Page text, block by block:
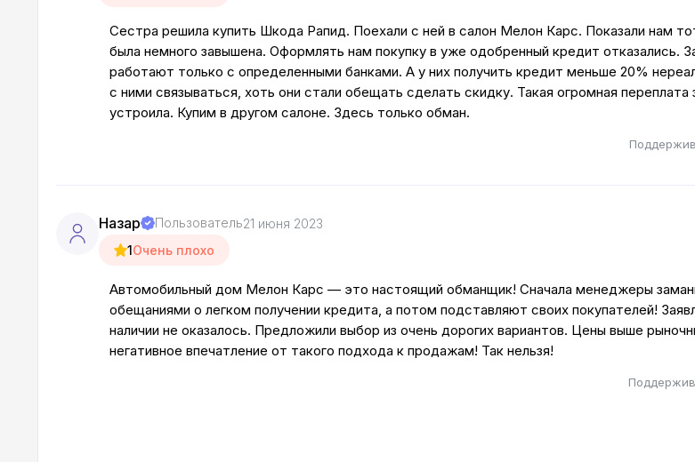
Сестра решила купить Шкода Рапид. Поехали с ней в салон Мелон Карс. Показали нам
была немного завышена. Оформлять нам покупку в уже одобренный кредит отказались.
работают только с определенными банками. А у них получить кредит меньше 20%
с ними связываться, хоть они стали обещать сделать скидку. Такая огромная переплата
устроила. Купим в другом салоне. Здесь только обман.
Назар Пользователь21 июня 2023
1Очень плохо
Автомобильный дом Мелон Карс — это настоящий обманщик! Сначала менеджеры
обещаниями о легком получении кредита, а потом подставляют своих покупателей!
наличии не оказалось. Предложили выбор из очень дорогих вариантов. Цены выше
негативное впечатление от такого подхода к продажам! Так нельзя!